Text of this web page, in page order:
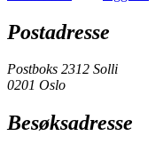
Postadresse
Postboks 2312 Solli
0201 Oslo
Besøksadresse